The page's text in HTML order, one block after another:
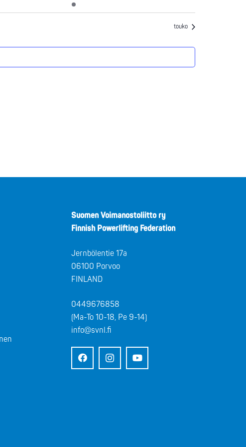
tapahtuma
touko
Suomen Voimanostoliitto ry
Finnish Powerlifting Federation
Jernbölentie 17a
06100 Porvoo
FINLAND
0449676858
(Ma-To 10-18, Pe 9-14)
info@svnl.fi